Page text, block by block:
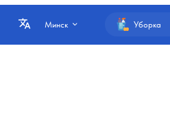
Минск Уборка